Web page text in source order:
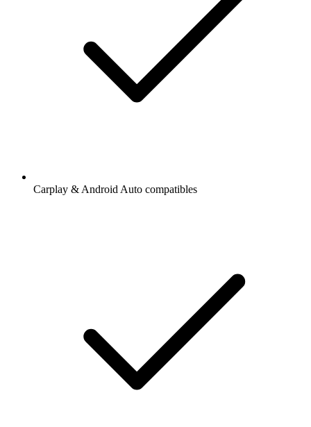
Carplay & Android Auto compatibles